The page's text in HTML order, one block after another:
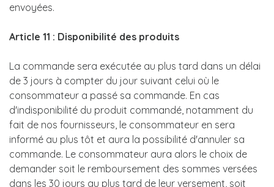
envoyées.
Article 11 : Disponibilité des produits
La commande sera exécutée au plus tard dans un délai
de 3 jours à compter du jour suivant celui où le
consommateur a passé sa commande. En cas
d'indisponibilité du produit commandé, notamment du
fait de nos fournisseurs, le consommateur en sera
informé au plus tôt et aura la possibilité d'annuler sa
commande. Le consommateur aura alors le choix de
demander soit le remboursement des sommes versées
dans les 30 jours au plus tard de leur versement, soit